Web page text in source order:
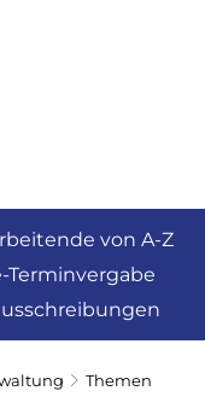
von A-Z
Terminvergabe
Themen